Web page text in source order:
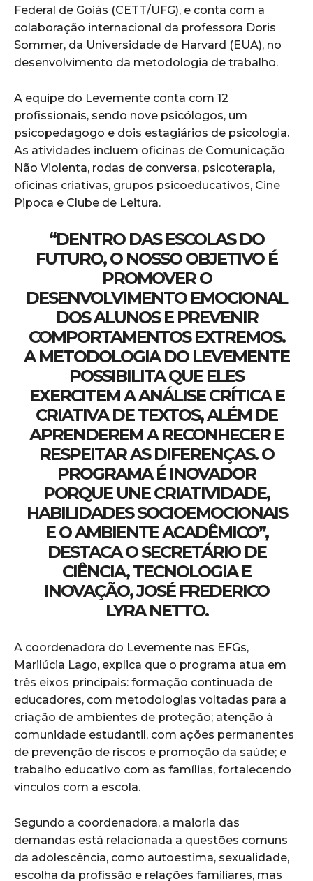
Federal de Goiás (CETT/UFG), e conta com a
colaboração internacional da professora Doris
Sommer, da Universidade de Harvard (EUA), no
desenvolvimento da metodologia de trabalho.
A equipe do Levemente conta com 12
profissionais, sendo nove psicólogos, um
psicopedagogo e dois estagiários de psicologia.
As atividades incluem oficinas de Comunicação
Não Violenta, rodas de conversa, psicoterapia,
oficinas criativas, grupos psicoeducativos, Cine
Pipoca e Clube de Leitura.
“DENTRO DAS ESCOLAS DO
FUTURO, O NOSSO OBJETIVO É
PROMOVER O
DESENVOLVIMENTO EMOCIONAL
DOS ALUNOS E PREVENIR
COMPORTAMENTOS EXTREMOS.
A METODOLOGIA DO LEVEMENTE
POSSIBILITA QUE ELES
EXERCITEM A ANÁLISE CRÍTICA E
CRIATIVA DE TEXTOS, ALÉM DE
APRENDEREM A RECONHECER E
RESPEITAR AS DIFERENÇAS. O
PROGRAMA É INOVADOR
PORQUE UNE CRIATIVIDADE,
HABILIDADES SOCIOEMOCIONAIS
E O AMBIENTE ACADÊMICO”,
DESTACA O SECRETÁRIO DE
CIÊNCIA, TECNOLOGIA E
INOVAÇÃO, JOSÉ FREDERICO
LYRA NETTO.
A coordenadora do Levemente nas EFGs,
Marilúcia Lago, explica que o programa atua em
três eixos principais: formação continuada de
educadores, com metodologias voltadas para a
criação de ambientes de proteção; atenção à
comunidade estudantil, com ações permanentes
de prevenção de riscos e promoção da saúde; e
trabalho educativo com as famílias, fortalecendo
vínculos com a escola.
Segundo a coordenadora, a maioria das
demandas está relacionada a questões comuns
da adolescência, como autoestima, sexualidade,
escolha da profissão e relações familiares, mas